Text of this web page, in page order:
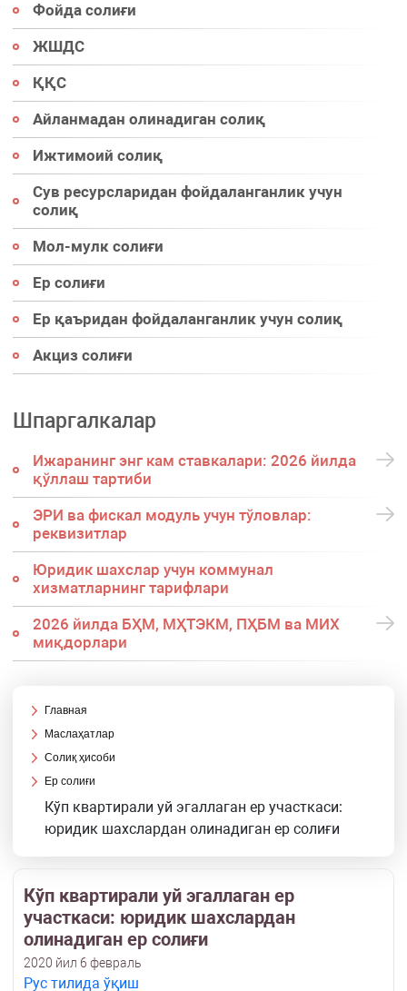
Фойда солиғи
ЖШДС
ҚҚС
Айланмадан олинадиган солиқ
Ижтимоий солиқ
Сув ресурсларидан фойдаланганлик учун
солиқ
Мол-мулк солиғи
Ер солиғи
Ер қаъридан фойдаланганлик учун солиқ
Акциз солиғи
Шпаргалкалар
Ижаранинг энг кам ставкалари: 2026 йилда
қўллаш тартиби
ЭРИ ва фискал модуль учун тўловлар:
реквизитлар
Юридик шахслар учун коммунал
хизматларнинг тарифлари
2026 йилда БҲМ, МҲТЭКМ, ПҲБМ ва МИХ
миқдорлари
Главная
Маслаҳатлар
Солиқ ҳисоби
Ер солиғи
Кўп квартирали уй эгаллаган ер участкаси:
юридик шахслардан олинадиган ер солиғи
Кўп квартирали уй эгаллаган ер
участкаси: юридик шахслардан
олинадиган ер солиғи
2020 йил 6 февраль
Рус тилида ўқиш